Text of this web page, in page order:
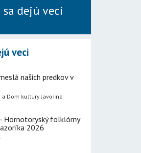
sa dejú veci
veci
našich predkov v
Dom kultúry Javorina
Hornotoryský folklórny
2026